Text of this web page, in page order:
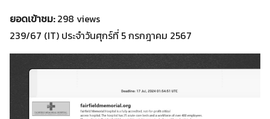
ยอดเข้าชม:298 views
239/67 (IT) ประจำวันศุกร์ที่ 5 กรกฎาคม 2567